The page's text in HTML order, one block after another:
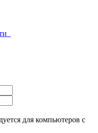
для компьютеров с